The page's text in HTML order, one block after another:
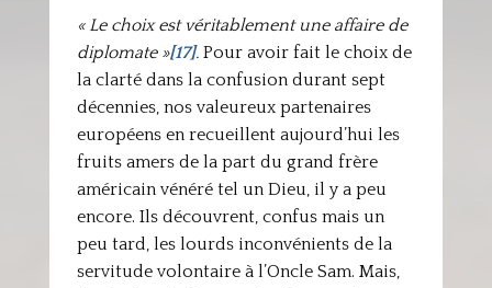
« Le choix est véritablement une affaire de
diplomate »[17].Pour avoir fait le choix de
la clarté dans la confusion durant sept
décennies, nos valeureux partenaires
européens en recueillent aujourd’hui les
fruits amers de la part du grand frère
américain vénéré tel un Dieu, il y a peu
encore. Ils découvrent, confus mais un
peu tard, les lourds inconvénients de la
servitude volontaire à l’Oncle Sam. Mais,